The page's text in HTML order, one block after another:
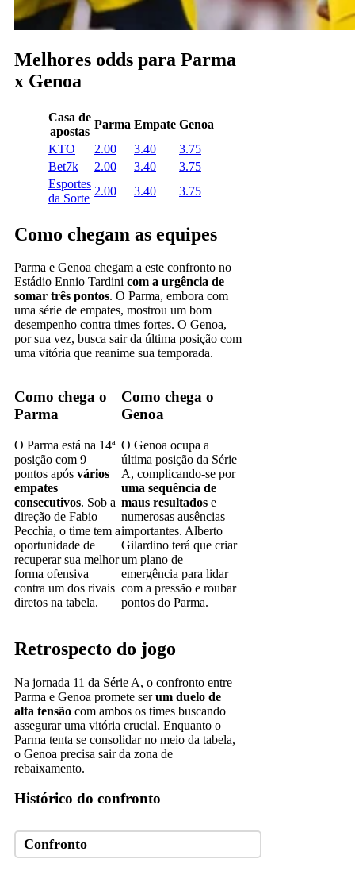
Melhores odds para Parma
x Genoa
Casa de
apostas
Parma Empate Genoa
KTO
2.00 3.40
3.75
Bet7k
2.00 3.40
3.75
Esportes
da Sorte
2.00 3.40 3.75
Como chegam as equipes
Parma e Genoa chegam a este confronto no
Estádio Ennio Tardini com a urgência de
somar três pontos. O Parma, embora com
uma série de empates, mostrou um bom
desempenho contra times fortes. O Genoa,
por sua vez, busca sair da última posição com
uma vitória que reanime sua temporada.
Como chega o
Parma
O Parma está na 14ª
posição com 9
pontos após vários
empates
consecutivos. Sob a
direção de Fabio
Pecchia, o time tem a
oportunidade de
recuperar sua melhor
forma ofensiva
contra um dos rivais
diretos na tabela.
Como chega o
Genoa
O Genoa ocupa a
última posição da Série
A, complicando-se por
uma sequência de
maus resultadose
numerosas ausências
importantes. Alberto
Gilardino terá que criar
um plano de
emergência para lidar
com a pressão e roubar
pontos do Parma.
Retrospecto do jogo
Na jornada 11 da Série A, o confronto entre
Parma e Genoa promete serum duelo de
alta tensão com ambos os times buscando
assegurar uma vitória crucial. Enquanto o
Parma tenta se consolidar no meio da tabela,
o Genoa precisa sair da zona de
rebaixamento.
Histórico do confronto
Confronto